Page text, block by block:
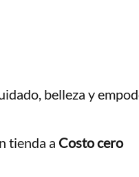
belleza y
tienda a Costo cero